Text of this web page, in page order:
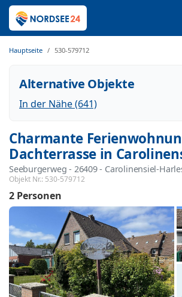
Hauptseite 530-579712
Alternative Objekte
In der Nähe (641)
Charmante
Dachterrasse in
Seeburgerweg - 26409 - Carolinensiel-
Objekt Nr.: 530-579712
2 Personen